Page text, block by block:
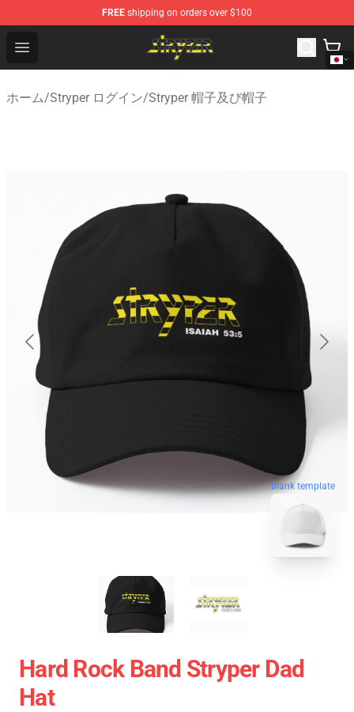
FREE shipping on orders over $100
Open menu
Stryper Store - Official Stryper Merchandise Shop
ホーム/Stryper ログイン/Stryper 帽子及び帽子
blank template
Hard Rock Band Stryper Dad
Hat